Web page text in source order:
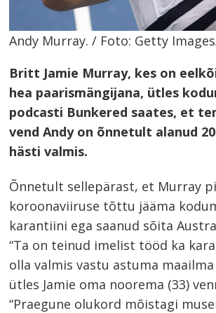
Andy Murray. / Foto: Getty
Britt Jamie Murray, kes on
hea paarismängijana, ütles
podcasti Bunkered saates, et
vend Andy on õnnetult alanud
hästi valmis.
Õnnetult sellepärast, et Murray
koroonaviiruse tõttu jääma
karantiini ega saanud sõita
“Ta on teinud imelist tööd ka
olla valmis vastu astuma
ütles Jamie oma noorema (33)
“Praegune olukord mõistagi